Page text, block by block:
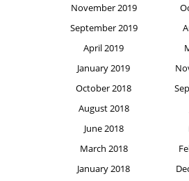
November 2019
September 2019
April 2019
January 2019
October 2018
August 2018
June 2018
March 2018
January 2018